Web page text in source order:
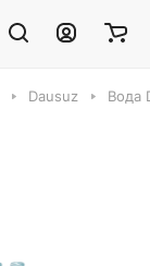
Dausuz Вода